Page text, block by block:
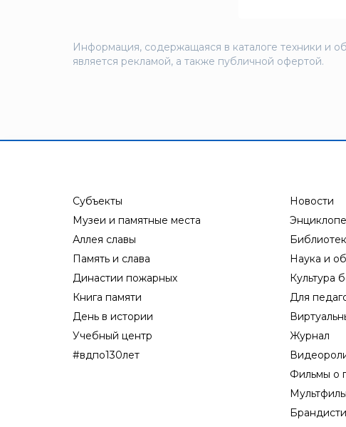
Информация, содержащаяся в каталоге техники и
является рекламой, а также публичной офертой.
Субъекты
Музеи и памятные места
Аллея славы
Память и слава
Династии пожарных
Книга памяти
День в истории
Учебный центр
#вдпо130лет
Новости
Наука и
Культура
Для
Журнал
Фильмы о